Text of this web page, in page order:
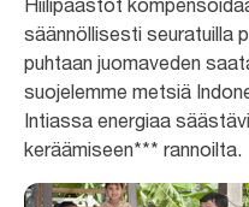
Hiilipäästöt
säännöllisesti seuratuilla
puhtaan juomaveden
suojelemme metsiä
Intiassa energiaa
keräämiseen*** rannoilta.